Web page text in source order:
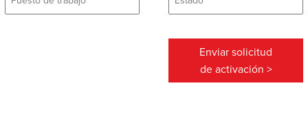
Enviar solicitud
de activación >